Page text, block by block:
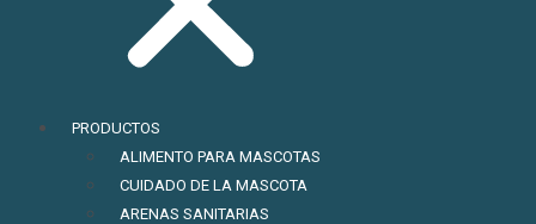
PRODUCTOS
ALIMENTO PARA MASCOTAS
CUIDADO DE LA MASCOTA
ARENAS SANITARIAS